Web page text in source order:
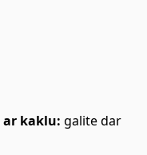
kaklu: galite dar